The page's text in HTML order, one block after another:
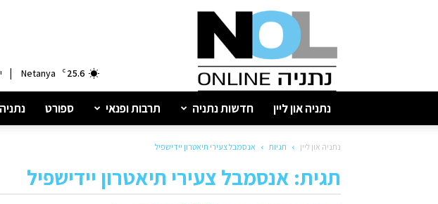
נתניה
25.6
C
Netanya
|
נתניה און ליין חדשות נתניה תרבות ופנאי ספורט
נתניה און ליין תגיות אנסמבל צעירי תיאטרון יידישפיל
תגית: אנסמבל צעירי תיאטרון יידישפיל